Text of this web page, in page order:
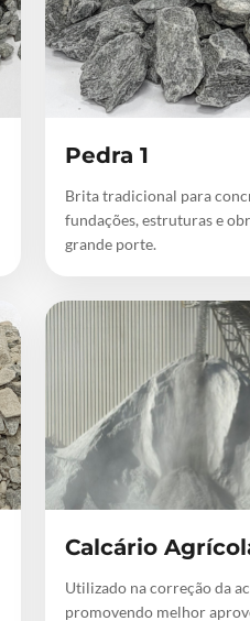
Pedra 1
Brita tradicional para
fundações, estruturas e
grande porte.
Calcário
Utilizado na correção da
promovendo melhor